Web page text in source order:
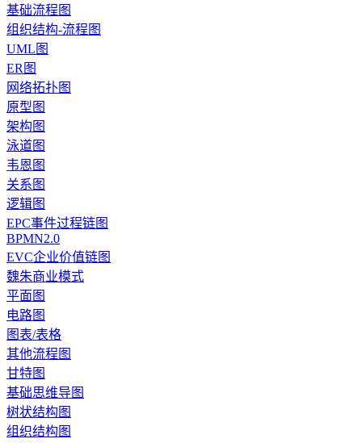
基础流程图
组织结构-流程图
UML图
ER图
网络拓扑图
原型图
架构图
泳道图
韦恩图
关系图
逻辑图
EPC事件过程链图
BPMN2.0
EVC企业价值链图
魏朱商业模式
平面图
电路图
图表/表格
其他流程图
甘特图
基础思维导图
树状结构图
组织结构图